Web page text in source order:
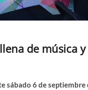
de música
sábado 6 de